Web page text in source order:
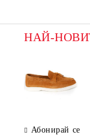
НАЙ-
Абонирай се